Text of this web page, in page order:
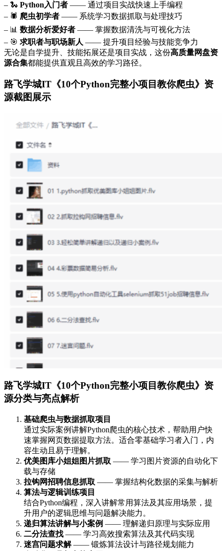
– 🐍 Python入门者 —— 通过项目实战快速上手编程
– 🕷️ 爬虫初学者 —— 系统学习数据抓取与处理技巧
– 📊 数据分析爱好者 —— 掌握数据清洗与可视化方法
– 🎯 求职者与职场新人 —— 提升项目经验与技能竞争力
无论是自学提升、技能拓展还是项目实战，这份高质量网盘资
源合集都能提供直观且高效的学习路径。
路飞学城IT《10个Python完整小项目教你爬虫》资
源截图展示
路飞学城IT《10个Python完整小项目教你爬虫》资
源分类与亮点解析
基础爬虫与数据抓取项目
通过实际案例讲解Python爬虫的核心技术，帮助用户快
速掌握网页数据提取方法。适合零基础学习者入门，内
容生动且易于理解。
优美图库小姐姐图片抓取 —— 学习图片资源的自动化下
载与存储
拉钩网招聘信息抓取 —— 掌握结构化数据的采集与解析
算法与逻辑训练项目
结合Python编程，深入讲解常用算法及其应用场景，提
升用户的逻辑思维与问题解决能力。
递归算法讲解与小案例 —— 理解递归原理与实际应用
二分法查找 —— 学习高效搜索算法及其代码实现
迷宫问题求解—— 锻炼算法设计与路径规划能力